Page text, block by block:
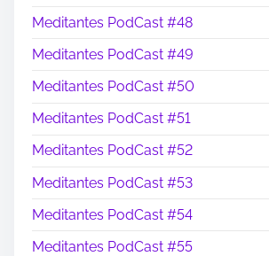
Meditantes PodCast #48
Meditantes PodCast #49
Meditantes PodCast #50
Meditantes PodCast #51
Meditantes PodCast #52
Meditantes PodCast #53
Meditantes PodCast #54
Meditantes PodCast #55